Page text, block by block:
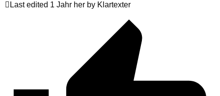
Last edited 1 Jahr her by Klartexter